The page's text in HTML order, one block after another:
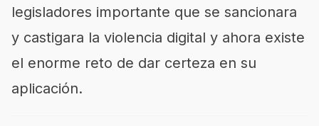
legisladores importante que se sancionara
y castigara la violencia digital y ahora existe
el enorme reto de dar certeza en su
aplicación.